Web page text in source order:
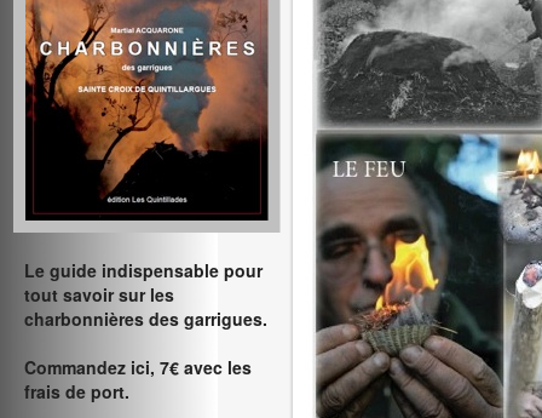
Le guide indispensable pour
tout savoir sur les
charbonnières des garrigues.
Commandez ici, 7€ avec les
frais de port.